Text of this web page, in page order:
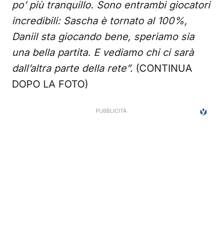
po’ più tranquillo. Sono entrambi giocatori
incredibili: Sascha è tornato al 100%,
Daniil sta giocando bene, speriamo sia
una bella partita. E vediamo chi ci sarà
dall’altra parte della rete”. (CONTINUA
DOPO LA FOTO)